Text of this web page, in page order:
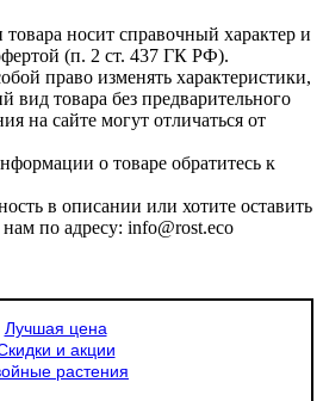
носит справочный характер и
(п. 2 ст. 437 ГК РФ).
право изменять характеристики,
товара без предварительного
на сайте могут отличаться от
о товаре обратитесь к
в описании или хотите оставить
по адресу: info@rost.eco
Лучшая цена
и акции
растения